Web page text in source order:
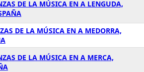
DE LA MÚSICA EN A LENGUDA,
DE LA MÚSICA EN A MEDORRA,
DE LA MÚSICA EN A MERCA,